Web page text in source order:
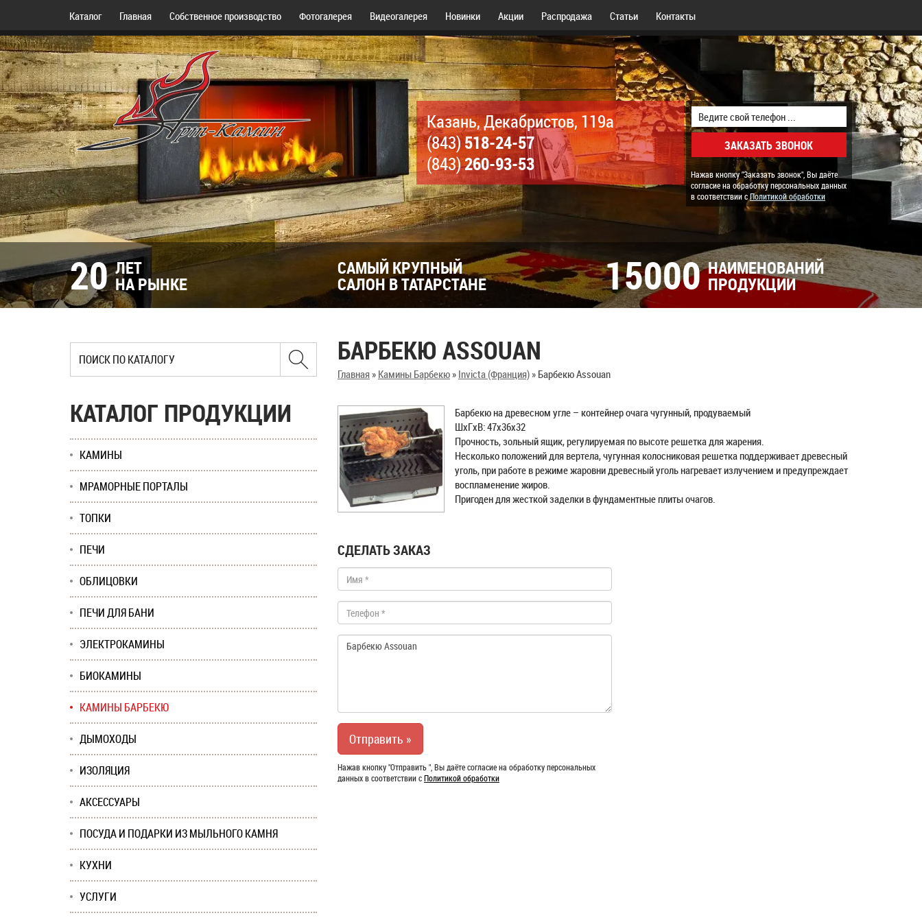
Каталог Главная Собственное производство Фотогалерея Видеогалерея Новинки Акции Распродажа Статьи Контакты
Казань, Декабристов, 119а
(843)518-24-57
(843)260-93-53
Нажав кнопку "Заказать звонок", Вы даёте
согласие на обработку персональных данных
в соответствии сПолитикой обработки
20 ЛЕТ
НА РЫНКЕ
САМЫЙ КРУПНЫЙ
САЛОН В ТАТАРСТАНЕ 15000 НАИМЕНОВАНИЙ
ПРОДУКЦИИ
БАРБЕКЮ ASSOUAN
Главная» Камины Барбекю» Invicta (Франция)» Барбекю Assouan
Барбекю на древесном угле – контейнер очага чугунный, продуваемый
ШxГxВ: 47x36x32
Прочность, зольный ящик, регулируемая по высоте решетка для жарения.
Несколько положений для вертела, чугунная колосниковая решетка поддерживает древесный
уголь, при работе в режиме жаровни древесный уголь нагревает излучением и предупреждает
воспламенение жиров.
Пригоден для жесткой заделки в фундаментные плиты очагов.
СДЕЛАТЬ ЗАКАЗ
Нажав кнопку "Отправить ", Вы даёте согласие на обработку персональных
данных в соответствии сПолитикой обработки
КАТАЛОГ ПРОДУКЦИИ
КАМИНЫ
МРАМОРНЫЕ ПОРТАЛЫ
ТОПКИ
ПЕЧИ
ОБЛИЦОВКИ
ПЕЧИ ДЛЯ БАНИ
ЭЛЕКТРОКАМИНЫ
БИОКАМИНЫ
КАМИНЫ БАРБЕКЮ
ДЫМОХОДЫ
ИЗОЛЯЦИЯ
АКСЕССУАРЫ
ПОСУДА И ПОДАРКИ ИЗ МЫЛЬНОГО КАМНЯ
КУХНИ
УСЛУГИ